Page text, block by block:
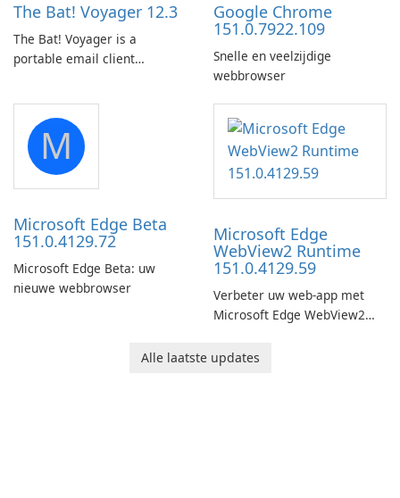
The Bat! Voyager 12.3
The Bat! Voyager is a
portable email client
portable media on any
computer running Microsoft
Windows.
Google Chrome
151.0.7922.109
Snelle en veelzijdige
webbrowser
M
Microsoft Edge Beta
151.0.4129.72
Microsoft Edge Beta: uw
nieuwe webbrowser
Microsoft Edge
WebView2 Runtime
151.0.4129.59
Verbeter uw web-app met
Microsoft Edge WebView2
Alle laatste updates